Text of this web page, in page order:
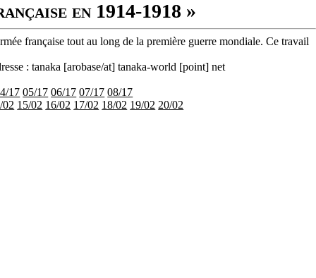
en 1914-1918 »
française tout au long de la première guerre mondiale. Ce travail
: tanaka [arobase/at] tanaka-world [point] net
17 05/17 06/17 07/17 08/17
02 15/02 16/02 17/02 18/02 19/02 20/02